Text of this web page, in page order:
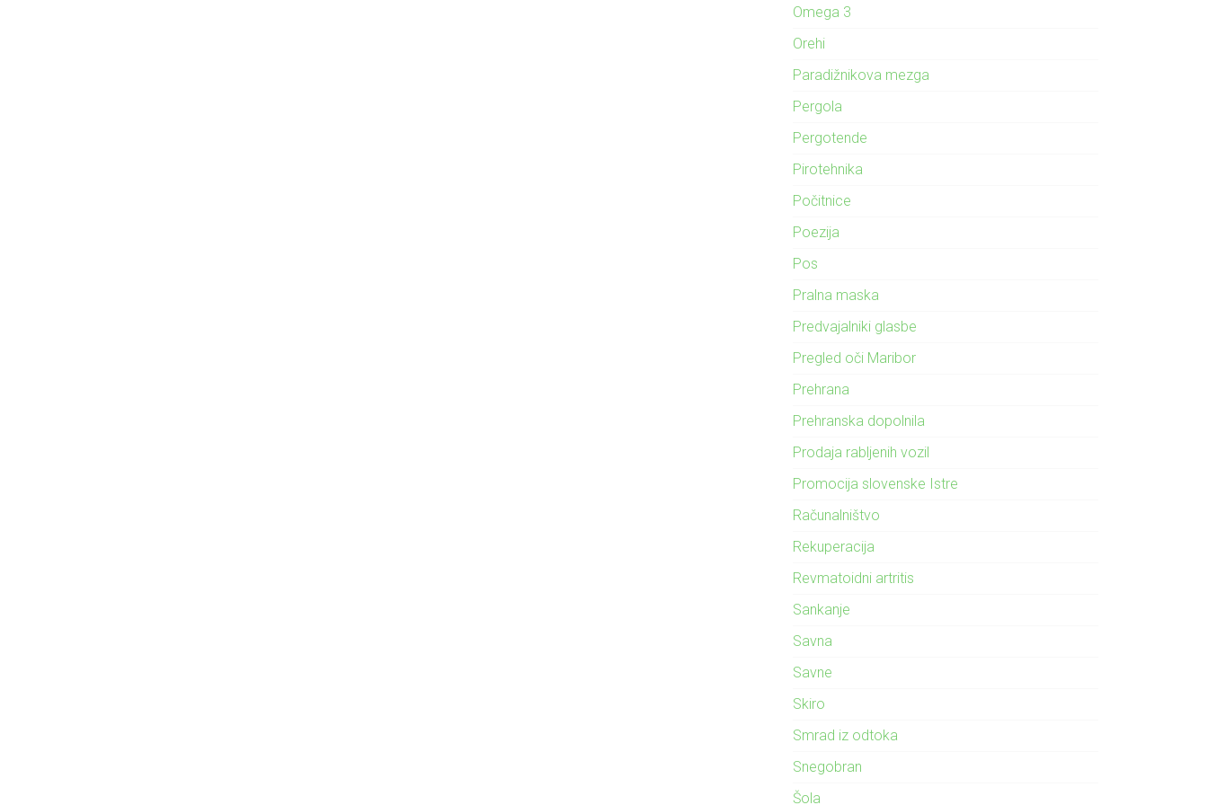
Omega 3
Orehi
Paradižnikova mezga
Pergola
Pergotende
Pirotehnika
Počitnice
Poezija
Pos
Pralna maska
Predvajalniki glasbe
Pregled oči Maribor
Prehrana
Prehranska dopolnila
Prodaja rabljenih vozil
Promocija slovenske Istre
Računalništvo
Rekuperacija
Revmatoidni artritis
Sankanje
Savna
Savne
Skiro
Smrad iz odtoka
Snegobran
Šola